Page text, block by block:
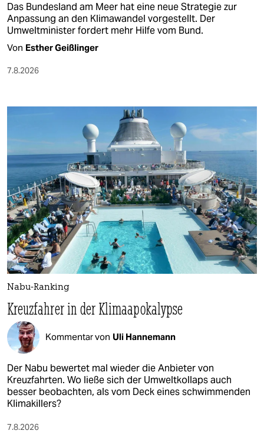
Das Bundesland am Meer hat eine neue Strategie zur
Anpassung an den Klimawandel vorgestellt. Der
Umweltminister fordert mehr Hilfe vom Bund.
Von Esther Geißlinger
7.8.2026
Nabu-Ranking
Kreuzfahrer in der Klimaapokalypse
Kommentar von Uli Hannemann
Der Nabu bewertet mal wieder die Anbieter von
Kreuzfahrten. Wo ließe sich der Umweltkollaps auch
besser beobachten, als vom Deck eines schwimmenden
Klimakillers?
7.8.2026